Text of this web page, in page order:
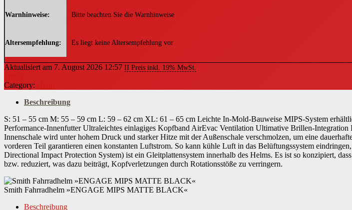
Warnhinweise Bitte beachten Sie die Warnhinweise
Altersempfehlung Es liegt keine Altersempfehlung vor
Aktualisiert am 7. August 2026 12:57 II Preis inkl. 19% MwSt.
Category:
Beschreibung
S: 51 – 55 cm M: 55 – 59 cm L: 59 – 62 cm XL: 61 – 65 cm Leichte In-Mold-Bauweise MIPS-System
Performance-Innenfutter Ultraleichtes einlagiges Kopfband AirEvac Ventilation Ultimative Brillen-
Innenschale wird unter hohem Druck und starker Hitze mit der Außenschale verschmolzen, um eine
vorderen Teil garantieren einen konstanten Luftstrom. So kann kühle Luft in das Belüftungssystem
Directional Impact Protection System) ist ein Gleitplattensystem innerhalb des Helms. Es ist so konzipiert,
bzw. reduziert, was dazu beiträgt, Kopfverletzungen durch Rotationsstöße zu verringern.
Smith Fahrradhelm »ENGAGE MIPS MATTE BLACK«
Beschreibung